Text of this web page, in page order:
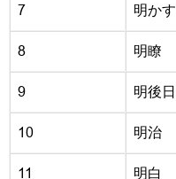
7 明かす
8 明瞭
9 明後日
10 明治
11 明白